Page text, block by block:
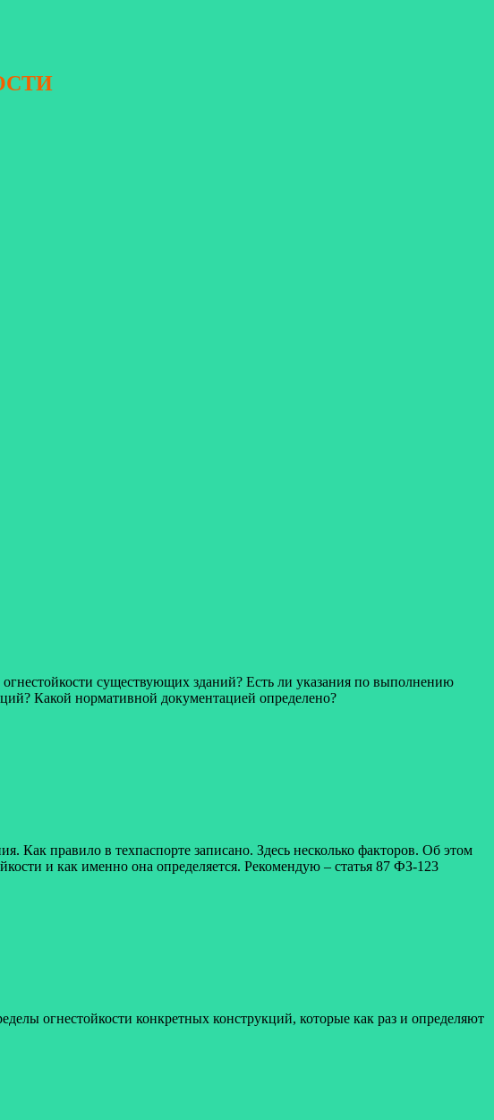
существующих зданий? Есть ли указания по выполнению
Какой нормативной документацией определено?
Как правило в техпаспорте записано. Здесь несколько факторов. Об этом
и как именно она определяется. Рекомендую – статья 87 ФЗ-123
огнестойкости конкретных конструкций, которые как раз и определяют